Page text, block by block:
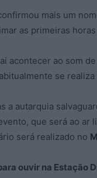
mais um
as primeiras
acontecer ao som de
se realiza
a autarquia
que será ao ar
será realizado no
ouvir na Estação